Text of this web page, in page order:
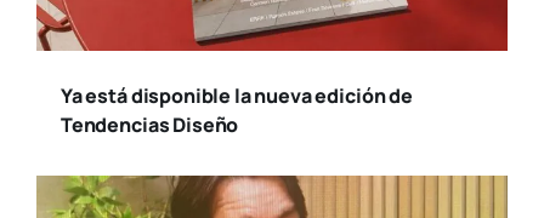
Ya está disponible la nueva edición de
Tendencias Diseño